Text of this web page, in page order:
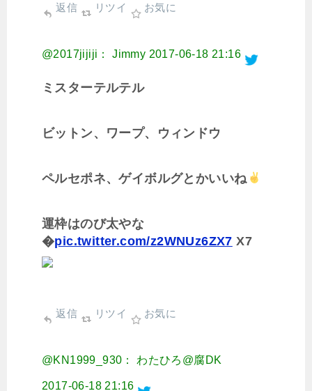
返信 リツイ お気に
@2017jijiji： Jimmy 2017-06-18 21:16
ミスターテルテル
ビットン、ワープ、ウィンドウ
ペルセポネ、ゲイボルグとかいいね
運枠はのび太やな
�pic.twitter.com/z2WNUz6ZX7 X7
返信 リツイ お気に
@KN1999_930： わたひろ@腐DK
2017-06-18 21:16